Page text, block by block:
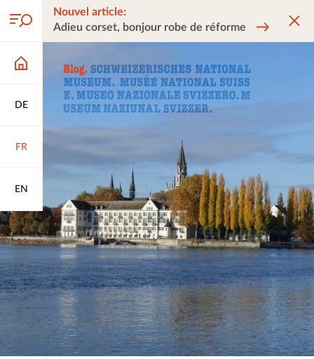
DE
FR
EN
Nouvel article:
Adieu corset, bonjour robe de réforme